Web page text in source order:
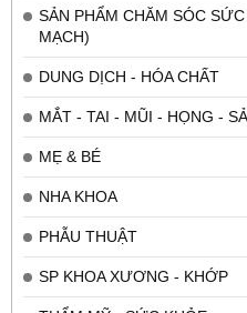
SẢN PHẨM CHĂM SÓC
MẠCH)
DUNG DỊCH - HÓA CHẤT
MẮT - TAI - MŨI - HỌNG -
MẸ & BÉ
NHA KHOA
PHẪU THUẬT
SP KHOA XƯƠNG - KHỚP